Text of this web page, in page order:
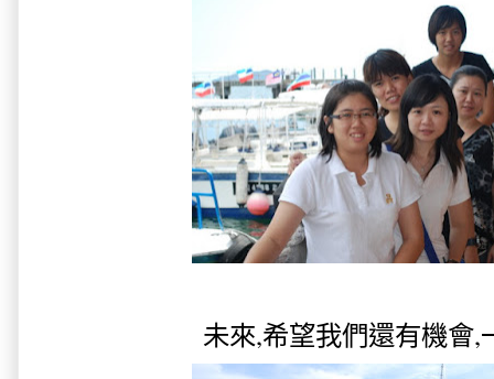
未來,希望我們還有機會,